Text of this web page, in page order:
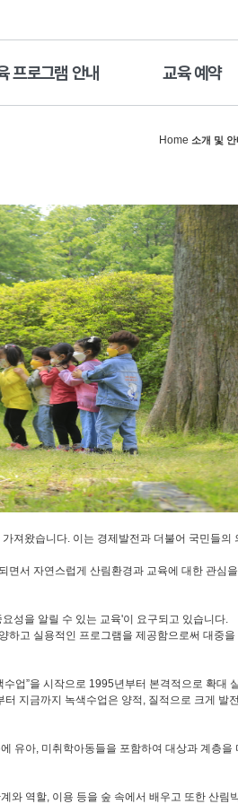
프로그램 안내 교육 예약
Home 소개 및 안
져왔습니다. 이는 경제발전과 더불어 국민들의
서 자연스럽게 산림환경과 교육에 대한 관심을
성을 알릴 수 있는 교육'이 요구되고 있습니다.
하고 실용적인 프로그램을 제공함으로써 대중을
업”을 시작으로 1995년부터 본격적으로 확대
지금까지 녹색수업은 양적, 질적으로 크게 발
유아, 미취학아동들을 포함하여 대상과 계층을
와 역할, 이용 등을 숲 속에서 배우고 또한 산림